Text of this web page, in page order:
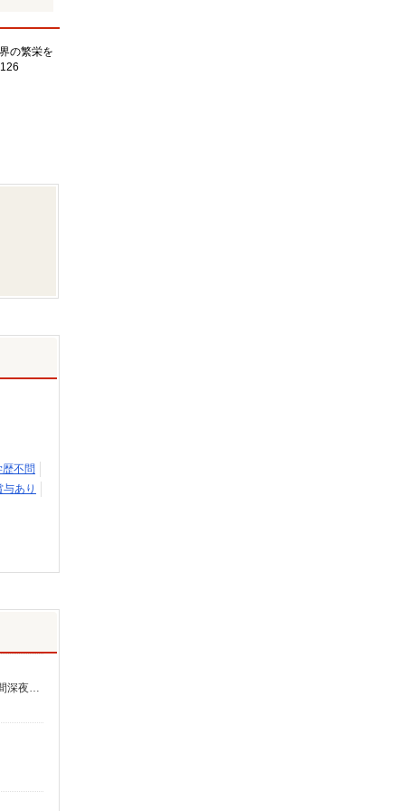
の繁栄を
歴不問
あり
時給1,305円〜1,892円 ★土日祝日は時給100円アップ！ ・特定事業所加算手当:60円/時間 ・身体介護手当:500円/時間 ・早朝夜間深夜手当:300円/時間 （18:00〜翌07:59の時間帯） ・ICT手当:2,000円/月 ・深夜割増は別途支給 ・ケア→ケアの移動時間も賃金（時給）を支給 ※給与幅は資格・経験等による